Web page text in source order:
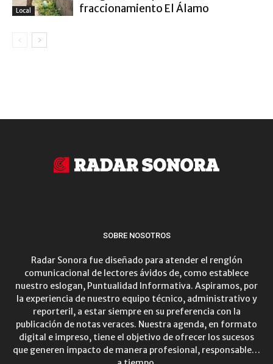
Local
fraccionamiento El Álamo
SOBRE NOSOTROS
Radar Sonora fue diseñado para atender el renglón
comunicacional de lectores ávidos de, como establece
nuestro eslogan, Puntualidad Informativa. Aspiramos, por
la experiencia de nuestro equipo técnico, administrativo y
reporteril, a estar siempre en su preferencia con la
publicación de notas veraces. Nuestra agenda, en formato
digital e impreso, tiene el objetivo de ofrecer los sucesos
que generen impacto de manera profesional, responsable…